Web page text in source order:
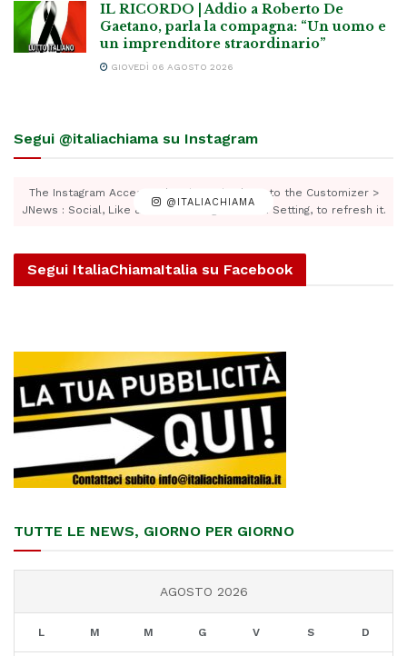
IL RICORDO | Addio a Roberto De
Gaetano, parla la compagna: “Un uomo e
un imprenditore straordinario”
GIOVEDÌ 06 AGOSTO 2026
Segui @italiachiama su Instagram
@ITALIACHIAMA
The Instagram Access Token is expired, Go to the Customizer >
JNews : Social, Like & View > Instagram Feed Setting, to refresh it.
Segui ItaliaChiamaItalia su Facebook
TUTTE LE NEWS, GIORNO PER GIORNO
AGOSTO 2026
L M M G V S D